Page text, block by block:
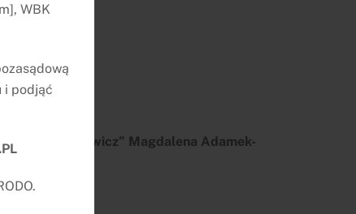
WBK
i podjąć
& Balcerowicz” Magdalena Adamek-
Bydgoszcz